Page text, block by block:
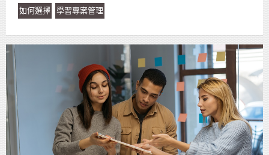
如何選擇 學習專案管理